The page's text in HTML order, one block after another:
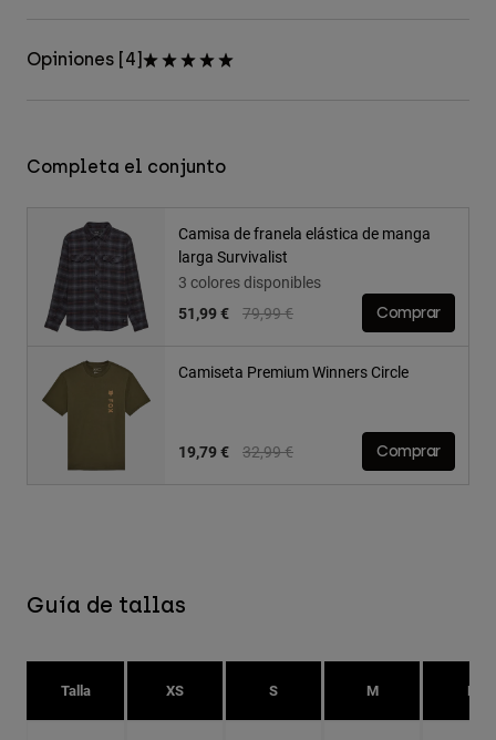
Opiniones [4]
Completa el conjunto
Camisa de franela elástica de manga
larga Survivalist
3 colores disponibles
Price reduced from
79,99 €to
51,99 € Comprar
Camiseta Premium Winners Circle
Price reduced from
32,99 €to
19,79 € Comprar
Guía de tallas
Talla XS S M L